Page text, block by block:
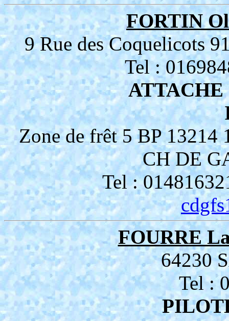
FORTIN
9 Rue des Coquelicots
Tel :
Zone de frêt 5 BP 13214
CH DE
Tel :
FOURRE
64230
Tel :